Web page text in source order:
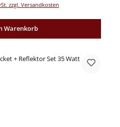
zzgl. Versandkosten
Warenkorb